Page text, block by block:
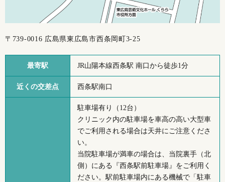
〒739-0016 広島県東広島市西条岡町3-25
最寄駅 JR山陽本線西条駅 南口から徒歩1分
近くの交差点 西条駅南口
駐車場有り（12台）
クリニック内の駐車場を車高の高い大型車
でご利用される場合は天井にご注意くださ
い。
当院駐車場が満車の場合は、当院裏手（北
側）にある『西条駅前駐車場』をご利用く
ださい。駅前駐車場内にある機械で「駐車